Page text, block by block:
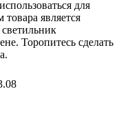
для
является
Торопитесь сделать